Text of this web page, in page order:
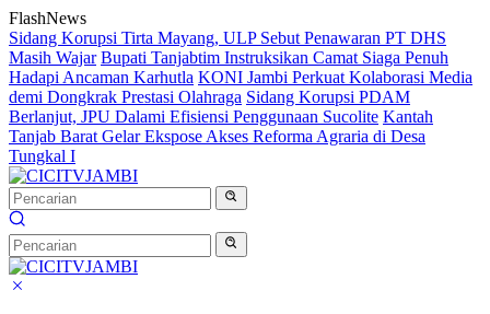
Langsung
ke
konten
FlashNews
Sidang Korupsi Tirta Mayang, ULP Sebut Penawaran PT DHS
Masih Wajar Bupati Tanjabtim Instruksikan Camat Siaga Penuh
Hadapi Ancaman Karhutla KONI Jambi Perkuat Kolaborasi Media
demi Dongkrak Prestasi Olahraga Sidang Korupsi PDAM
Berlanjut, JPU Dalami Efisiensi Penggunaan Sucolite Kantah
Tanjab Barat Gelar Ekspose Akses Reforma Agraria di Desa
Tungkal I